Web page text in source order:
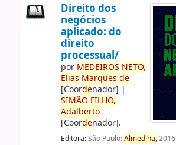
Direito dos
negócios
aplicado: do
direito
processual/
por MEDEIROS NETO,
Elias Marques de
[Coordenador] |
SIMÃO FILHO,
Adalberto
[Coordenador].
Editora:São Paulo:Almedina,2016